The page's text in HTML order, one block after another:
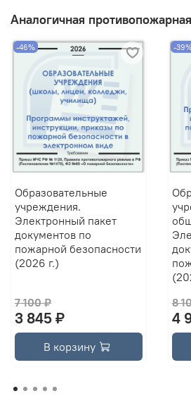
Аналогичная
-46%
Образовательные
учреждения.
Электронный пакет
документов по
пожарной безопасности
(2026 г.)
7 100 ₽
3 845 ₽
В корзину
-
8
4